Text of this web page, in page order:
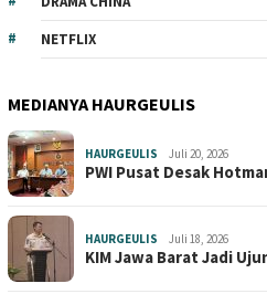
NETFLIX
MEDIANYA HAURGEULIS
HAURGEULIS Juli 20, 2026
PWI Pusat Desak
HAURGEULIS Juli 18, 2026
KIM Jawa Barat Jadi